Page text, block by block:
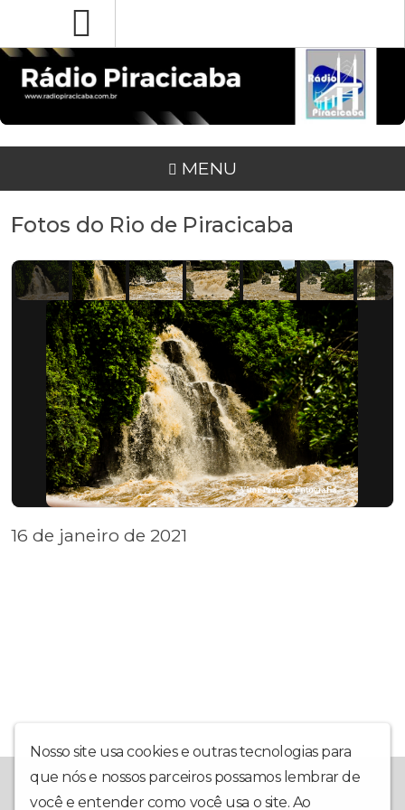
MENU
Fotos do Rio de Piracicaba
16 de janeiro de 2021
Nosso site usa cookies e outras tecnologias para
que nós e nossos parceiros possamos lembrar de
você e entender como você usa o site. Ao
A Rádio Piracicaba foi criada em outubro de 2020, e inaugurada
em 1º de março de 2021, com o intuito de trazer ao internauta